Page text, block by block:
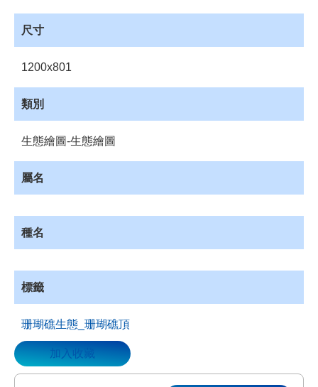
下
載
管
理
資
源
管
資
登
入
尺寸
1200x801
類別
生態繪圖-生態繪圖
屬名
種名
標籤
珊瑚礁生態_珊瑚礁頂
加入收藏